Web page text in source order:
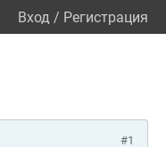
Вход / Регистрация
#1